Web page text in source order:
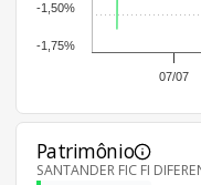
07/07
-1,75%
-1,50%
Patrimônio
SANTANDER FIC FI